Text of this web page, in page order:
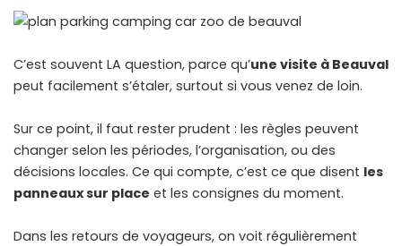
C’est souvent LA question, parce qu’une visite à Beauval
peut facilement s’étaler, surtout si vous venez de loin.
Sur ce point, il faut rester prudent : les règles peuvent
changer selon les périodes, l’organisation, ou des
décisions locales. Ce qui compte, c’est ce que disent les
panneaux sur place et les consignes du moment.
Dans les retours de voyageurs, on voit régulièrement